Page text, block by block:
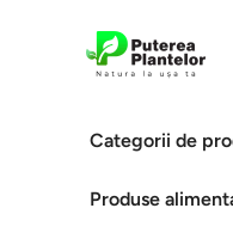
Vezi conținutul
Categorii de
Produse